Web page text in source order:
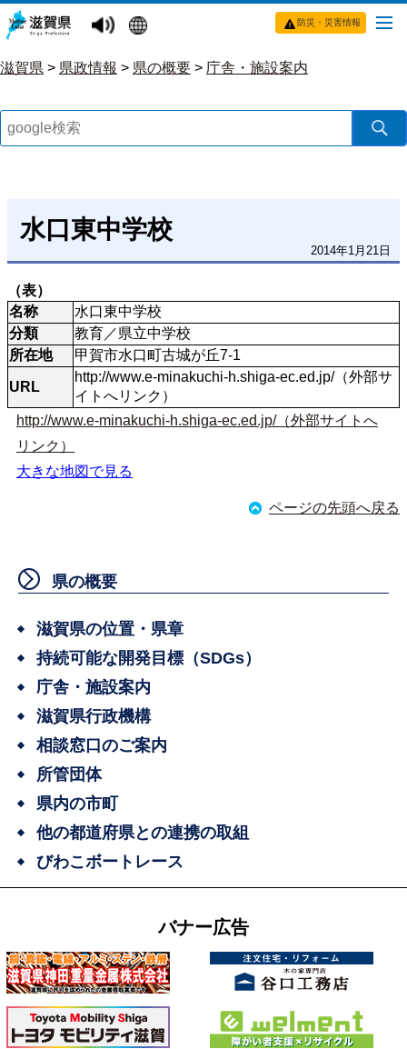
防災・災害情報
滋賀県 > 県政情報 > 県の概要 > 庁舎・施設案内
水口東中学校
2014年1月21日
（表）
名称
水口東中学校
分類
教育／県立中学校
所在地
甲賀市水口町古城が丘7-1
URL
http://www.e-minakuchi-h.shiga-ec.ed.jp/（外部サ
イトへリンク）
http://www.e-minakuchi-h.shiga-ec.ed.jp/（外部サイトへ
リンク）
大きな地図で見る
ページの先頭へ戻る
県の概要
滋賀県の位置・県章
持続可能な開発目標（SDGs）
庁舎・施設案内
滋賀県行政機構
相談窓口のご案内
所管団体
県内の市町
他の都道府県との連携の取組
びわこボートレース
バナー広告